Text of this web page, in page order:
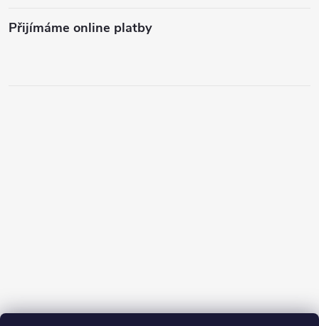
Přijímáme online platby